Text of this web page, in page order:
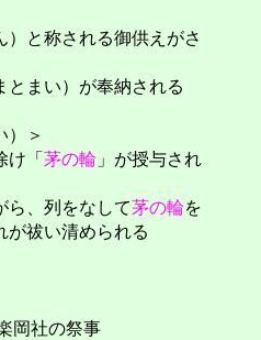
と称される御供えがさ
まい）が奉納される
）＞
「 茅の輪 」が授与され
、列をなして茅の輪を
が祓い清められる
岡社の祭事